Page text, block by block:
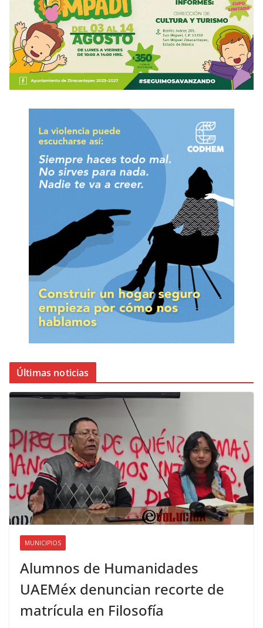
Últimas noticias
MUNICIPIOS
Alumnos de Humanidades
UAEMéx denuncian recorte de
matrícula en Filosofía